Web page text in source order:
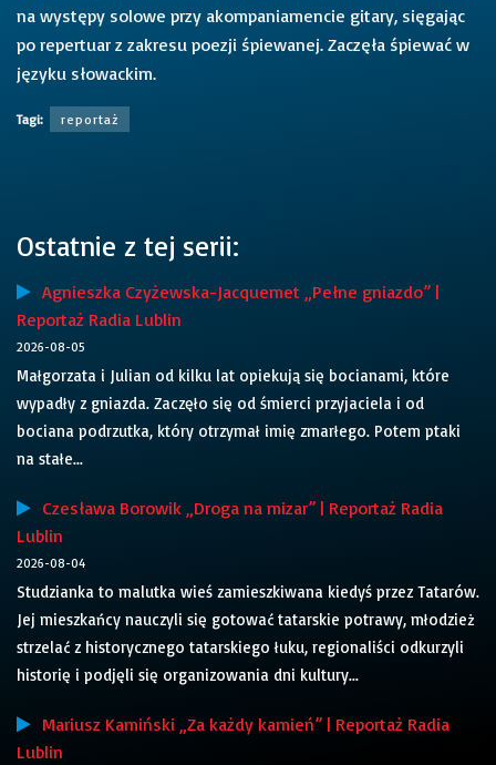
na występy solowe przy akompaniamencie gitary, sięgając
po repertuar z zakresu poezji śpiewanej. Zaczęła śpiewać w
języku słowackim.
Tagi: reportaż
Ostatnie z tej serii:
Agnieszka Czyżewska-Jacquemet „Pełne gniazdo” |
Reportaż Radia Lublin
2026-08-05
Małgorzata i Julian od kilku lat opiekują się bocianami, które
wypadły z gniazda. Zaczęło się od śmierci przyjaciela i od
bociana podrzutka, który otrzymał imię zmarłego. Potem ptaki
na stałe...
Czesława Borowik „Droga na mizar” | Reportaż Radia
Lublin
2026-08-04
Studzianka to malutka wieś zamieszkiwana kiedyś przez Tatarów.
Jej mieszkańcy nauczyli się gotować tatarskie potrawy, młodzież
strzelać z historycznego tatarskiego łuku, regionaliści odkurzyli
historię i podjęli się organizowania dni kultury...
Mariusz Kamiński „Za każdy kamień” | Reportaż Radia
Lublin